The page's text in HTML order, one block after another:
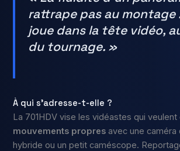
rattrape pas au montage
joue dans la tête vidéo,
du tournage. »
À qui s’adresse-t-elle ?
La 701HDV vise les vidéastes qui veulent
mouvements propres avec une caméra
hybride ou un petit caméscope.